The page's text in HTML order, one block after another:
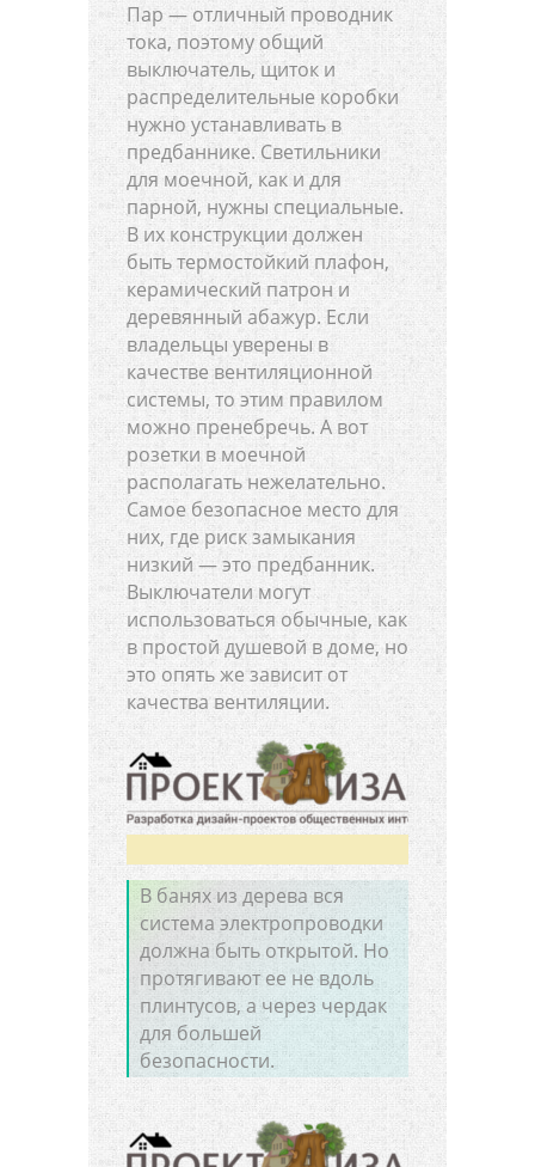
Пар — отличный проводник
тока, поэтому общий
выключатель, щиток и
распределительные коробки
нужно устанавливать в
предбаннике. Светильники
для моечной, как и для
парной, нужны специальные.
В их конструкции должен
быть термостойкий плафон,
керамический патрон и
деревянный абажур. Если
владельцы уверены в
качестве вентиляционной
системы, то этим правилом
можно пренебречь. А вот
розетки в моечной
располагать нежелательно.
Самое безопасное место для
них, где риск замыкания
низкий — это предбанник.
Выключатели могут
использоваться обычные, как
в простой душевой в доме, но
это опять же зависит от
качества вентиляции.
В банях из дерева вся
система электропроводки
должна быть открытой. Но
протягивают ее не вдоль
плинтусов, а через чердак
для большей
безопасности.